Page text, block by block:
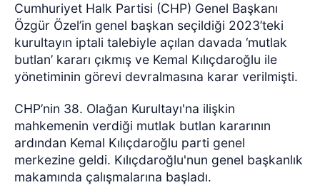
Cumhuriyet Halk Partisi (CHP) Genel Başkanı
Özgür Özel’in genel başkan seçildiği 2023’teki
kurultayın iptali talebiyle açılan davada ‘mutlak
butlan’ kararı çıkmış ve Kemal Kılıçdaroğlu ile
yönetiminin görevi devralmasına karar verilmişti.
CHP’nin 38. Olağan Kurultayı'na ilişkin
mahkemenin verdiği mutlak butlan kararının
ardından Kemal Kılıçdaroğlu parti genel
merkezine geldi. Kılıçdaroğlu'nun genel başkanlık
makamında çalışmalarına başladı.